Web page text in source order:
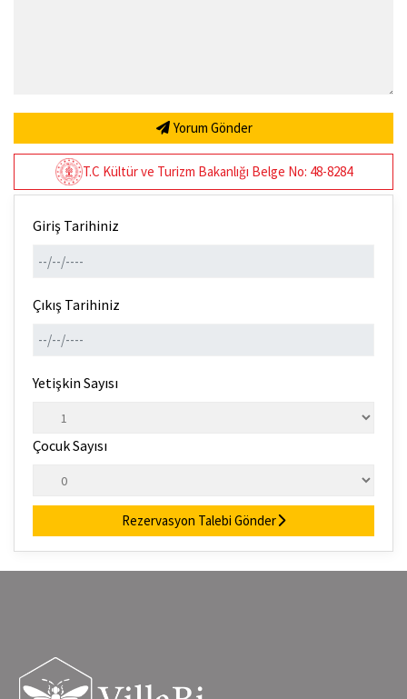
Yorum Gönder
T.C Kültür ve Turizm Bakanlığı Belge No: 48-8284
Giriş Tarihiniz
Çıkış Tarihiniz
Yetişkin Sayısı
Çocuk Sayısı
Rezervasyon Talebi Gönder